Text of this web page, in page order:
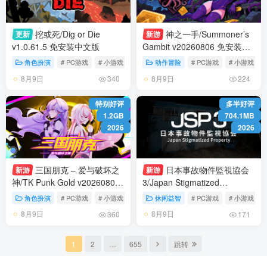
更新 挖或死/Dig or Die
v1.0.61.5 免安装中文版
角色扮演 # PC游戏 # 小游戏 # 生存
8月9日 340
新游 神之一手/Summoner’s
Gambit v20260806 免安装中
文版动作冒险 # PC游戏 # 小游戏
8月9日 224
特别好评
1.2GB
2026
新游 三国朋克 – 爱与破坏之
神/TK Punk Gold v20260806
免安装中文版
角色扮演 # PC游戏 # 小游戏 # 角色扮演
8月9日 360
多半好评
704.1MB
2026
新游
日本事故物件監視協会
3/Japan Stigmatized
Property3 Build.24611309 免
安装中文版
休闲益智 # PC游戏 # 小游戏
8月9日 171
1 2 655 跳转